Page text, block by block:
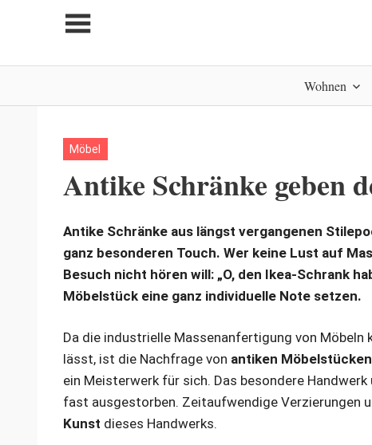
My
is
castle
Wohnen
Möbel
Antike Schränke geben
Antike Schränke aus längst vergangenen
ganz besonderen Touch. Wer keine Lust auf
Besuch nicht hören will: „O, den Ikea-Schrank
Möbelstück eine ganz individuelle Note setzen.
Da die industrielle Massenanfertigung von Möbeln
lässt, ist die Nachfrage von antiken Möbelstücken
ein Meisterwerk für sich. Das besondere
fast ausgestorben. Zeitaufwendige Verzierungen
Kunst dieses Handwerks.